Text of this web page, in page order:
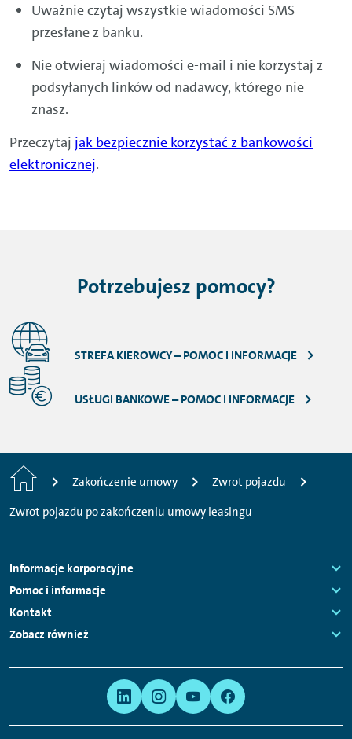
Uważnie czytaj wszystkie wiadomości SMS
przesłane z banku.
Nie otwieraj wiadomości e-mail i nie korzystaj z
podsyłanych linków od nadawcy, którego nie
znasz.
Przeczytaj jak bezpiecznie korzystać z bankowości
elektronicznej.
Potrzebujesz pomocy?
STREFA KIEROWCY – POMOC I INFORMACJE
USŁUGI BANKOWE – POMOC I INFORMACJE
Strona Zakończenie umowy
Zwrot pojazdu
Zwrot pojazdu po zakończeniu umowy leasingu
Nawigacja
stopki
Informacje korporacyjne
Links:
Pomoc i informacje
Links:
Kontakt
Links:
Zobacz również
serwisów